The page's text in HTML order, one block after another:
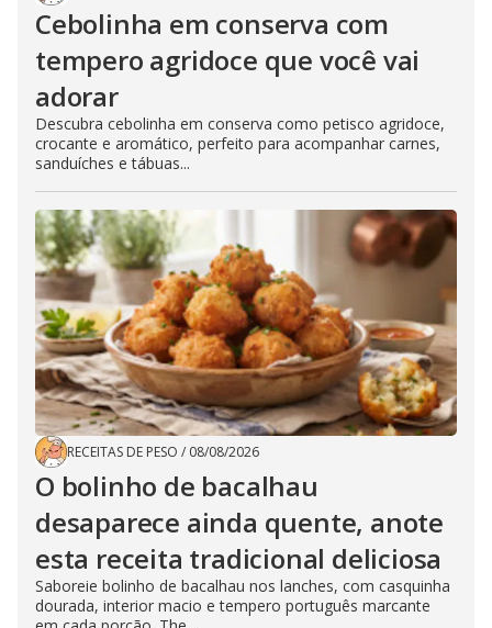
Cebolinha em conserva com
tempero agridoce que você vai
adorar
Descubra cebolinha em conserva como petisco agridoce,
crocante e aromático, perfeito para acompanhar carnes,
sanduíches e tábuas...
RECEITAS DE PESO / 08/08/2026
O bolinho de bacalhau
desaparece ainda quente, anote
esta receita tradicional deliciosa
Saboreie bolinho de bacalhau nos lanches, com casquinha
dourada, interior macio e tempero português marcante